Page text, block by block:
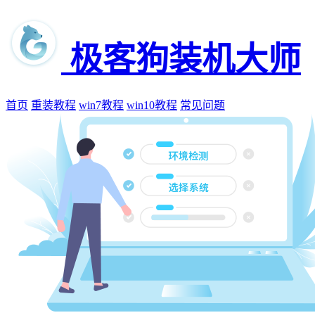
极客狗装机大师
首页 重装教程 win7教程 win10教程 常见问题